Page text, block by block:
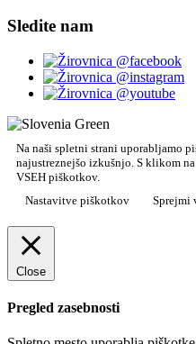
Sledite nam
Na naši spletni strani uporabljamo
najustreznejšo izkušnjo. S klikom
VSEH piškotkov.
Nastavitve piškotkov
Sprejmi
Close
Pregled zasebnosti